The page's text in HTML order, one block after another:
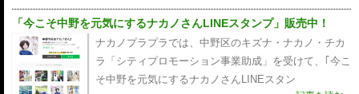
「今こそ中野を元気にするナカノさんLINEスタンプ」販売中！
ナカノプラプラでは、中野区のキズナ・ナカノ・チカ
ラ「シティプロモーション事業助成」を受けて、｢今こ
そ中野を元気にするナカノさんLINEスタン